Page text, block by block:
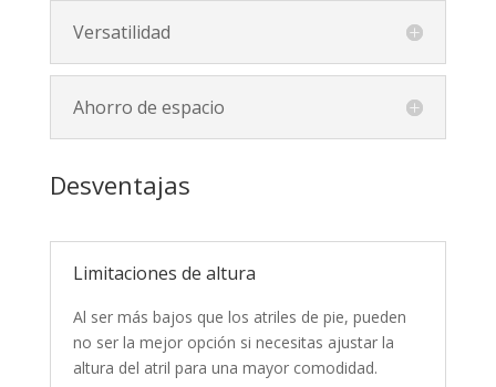
Versatilidad
Ahorro de espacio
Desventajas
Limitaciones de altura
Al ser más bajos que los atriles de pie, pueden
no ser la mejor opción si necesitas ajustar la
altura del atril para una mayor comodidad.